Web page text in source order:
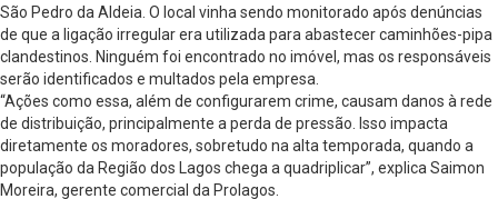
São Pedro da Aldeia. O local vinha sendo monitorado após denúncias
de que a ligação irregular era utilizada para abastecer caminhões-pipa
clandestinos. Ninguém foi encontrado no imóvel, mas os responsáveis
serão identificados e multados pela empresa.
“Ações como essa, além de configurarem crime, causam danos à rede
de distribuição, principalmente a perda de pressão. Isso impacta
diretamente os moradores, sobretudo na alta temporada, quando a
população da Região dos Lagos chega a quadriplicar”, explica Saimon
Moreira, gerente comercial da Prolagos.